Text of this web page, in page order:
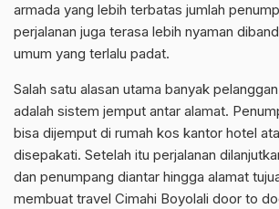
armada yang lebih terbatas jumlah
perjalanan juga terasa lebih nyaman
umum yang terlalu padat.
Salah satu alasan utama banyak
adalah sistem jemput antar alamat.
bisa dijemput di rumah kos kantor hotel
disepakati. Setelah itu perjalanan
dan penumpang diantar hingga alamat
membuat travel Cimahi Boyolali door to